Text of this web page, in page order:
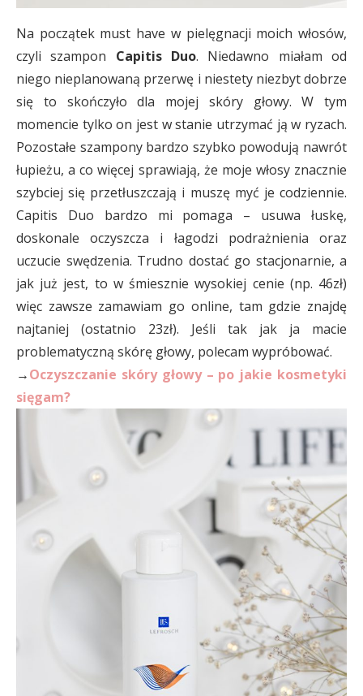
Na początek must have w pielęgnacji moich włosów,
czyli szampon Capitis Duo. Niedawno miałam od
niego nieplanowaną przerwę i niestety niezbyt dobrze
się to skończyło dla mojej skóry głowy. W tym
momencie tylko on jest w stanie utrzymać ją w ryzach.
Pozostałe szampony bardzo szybko powodują nawrót
łupieżu, a co więcej sprawiają, że moje włosy znacznie
szybciej się przetłuszczają i muszę myć je codziennie.
Capitis Duo bardzo mi pomaga – usuwa łuskę,
doskonale oczyszcza i łagodzi podrażnienia oraz
uczucie swędzenia. Trudno dostać go stacjonarnie, a
jak już jest, to w śmiesznie wysokiej cenie (np. 46zł)
więc zawsze zamawiam go online, tam gdzie znajdę
najtaniej (ostatnio 23zł). Jeśli tak jak ja macie
problematyczną skórę głowy, polecam wypróbować.
→Oczyszczanie skóry głowy – po jakie kosmetyki
sięgam?